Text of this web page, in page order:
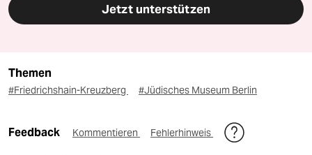
Jetzt unterstützen
Themen
#Friedrichshain-Kreuzberg #Jüdisches Museum Berlin
Feedback Kommentieren Fehlerhinweis